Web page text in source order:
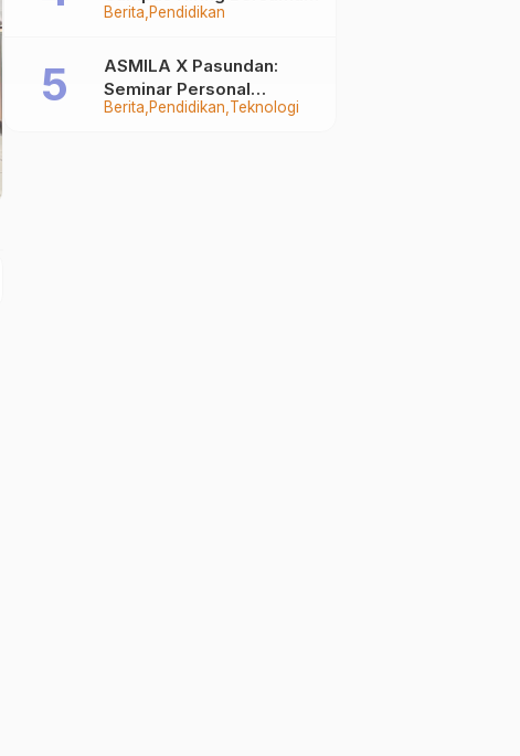
Berita Pendidikan
PKSS, Buka Peluang Kerja
Berita Pendidikan Teknologi
ASMILA X Pasundan:
Seminar Personal
Branding dan Kreativitas